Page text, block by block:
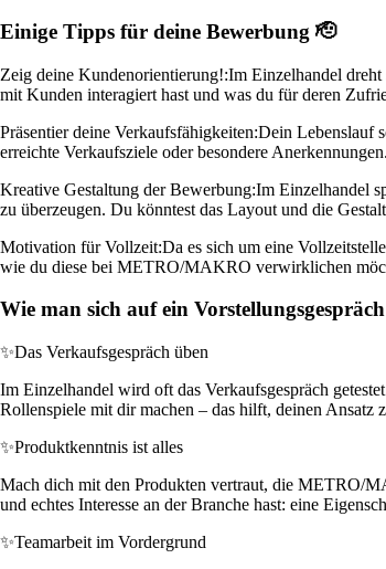
Einige Tipps für deine Bewerbung 🫡
Zeig deine Kundenorientierung!:Im Einzelhandel
mit Kunden interagiert hast und was du für deren
Präsentier deine Verkaufsfähigkeiten:Dein Lebenslauf
erreichte Verkaufsziele oder besondere
Kreative Gestaltung der Bewerbung:Im Einzelhandel
zu überzeugen. Du könntest das Layout und die
Motivation für Vollzeit:Da es sich um eine
wie du diese bei METRO/MAKRO verwirklichen
Wie man sich auf ein
✨Das Verkaufsgespräch üben
Im Einzelhandel wird oft das Verkaufsgespräch
Rollenspiele mit dir machen – das hilft, deinen
✨Produktkenntnis ist alles
Mach dich mit den Produkten vertraut, die METRO/
und echtes Interesse an der Branche hast: eine
✨Teamarbeit im Vordergrund